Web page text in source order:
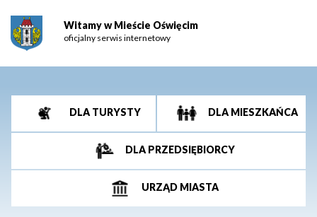
Witamy w Mieście Oświęcim
oficjalny serwis internetowy
DLA TURYSTY DLA MIESZKAŃCA
DLA PRZEDSIĘBIORCY
URZĄD MIASTA